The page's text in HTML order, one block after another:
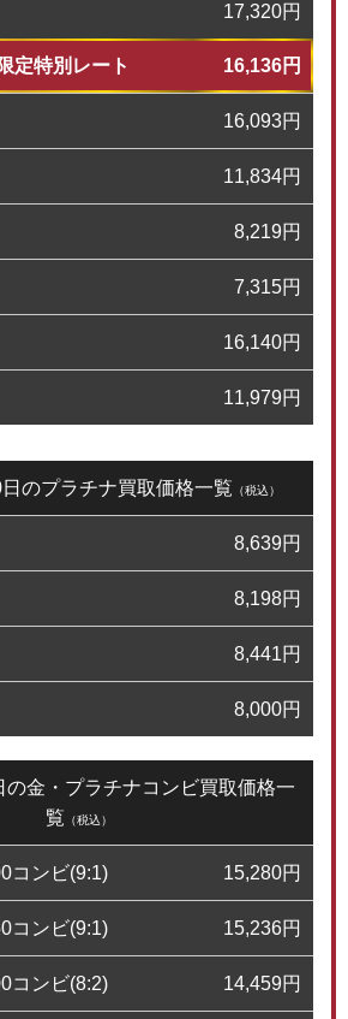
17,320円
定特別レート 16,136円
16,093円
11,834円
8,219円
7,315円
16,140円
11,979円
のプラチナ買取価格一覧 （税込）
8,639円
8,198円
8,441円
8,000円
の金・プラチナコンビ買取価格一
覧 （税込）
コンビ(9:1) 15,280円
コンビ(9:1) 15,236円
コンビ(8:2) 14,459円